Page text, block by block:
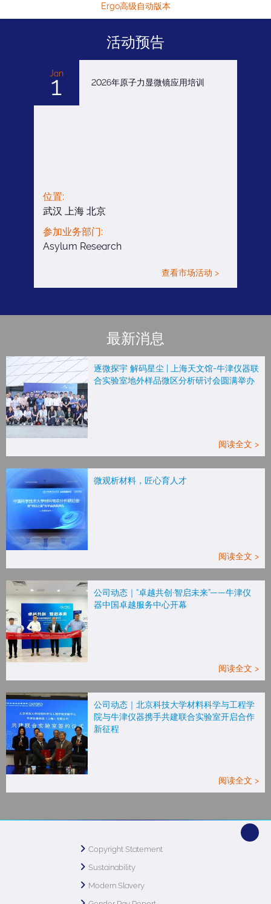
Ergo高级自动版本
活动预告
Jan
1 2026年原子力显微镜应用培训
位置:
武汉 上海 北京
参加业务部门:
Asylum Research
查看市场活动 >
最新消息
逐微探宇 解码星尘 | 上海天文馆-牛津仪器联
合实验室地外样品微区分析研讨会圆满举办
阅读全文 >
微观析材料，匠心育人才
阅读全文 >
公司动态｜“卓越共创·智启未来”——牛津仪
器中国卓越服务中心开幕
阅读全文 >
公司动态｜北京科技大学材料科学与工程学
院与牛津仪器携手共建联合实验室开启合作
新征程
阅读全文 >
Copyright Statement
Sustainability
Modern Slavery